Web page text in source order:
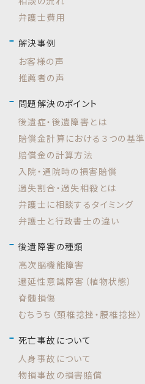
弁護士費用
解決事例
お客様の声
推薦者の声
問題解決のポイント
後遺症・後遺障害とは
賠償金計算における３つの基準
賠償金の計算方法
入院・通院時の損害賠償
過失割合・過失相殺とは
弁護士に相談するタイミング
弁護士と行政書士の違い
後遺障害の種類
高次脳機能障害
遷延性意識障害（植物状態）
脊髄損傷
むちうち（頚椎捻挫・腰椎捻挫）
死亡事故について
人身事故について
物損事故の損害賠償